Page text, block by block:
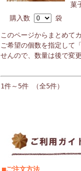
購入数 袋
菓
このページからまとめて
ご希望の個数を指定して
せんので、数量は後で変
1件～5件 （全5件）
■ご注文方法